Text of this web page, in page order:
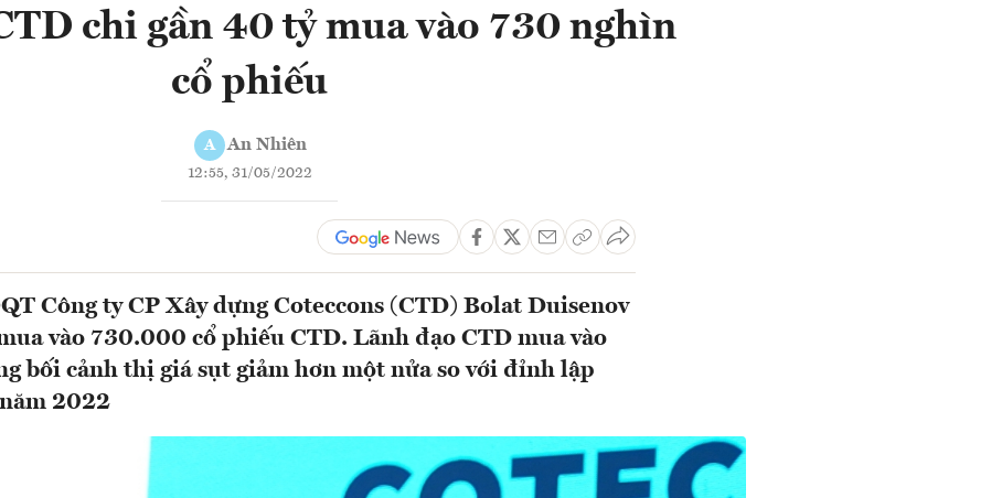
chi gần 40 tỷ mua vào 730 nghìn
cổ phiếu
A An Nhiên
12:55, 31/05/2022
Công ty CP Xây dựng Coteccons (CTD) Bolat Duisenov
vào 730.000 cổ phiếu CTD. Lãnh đạo CTD mua vào
bối cảnh thị giá sụt giảm hơn một nửa so với đỉnh lập
2022